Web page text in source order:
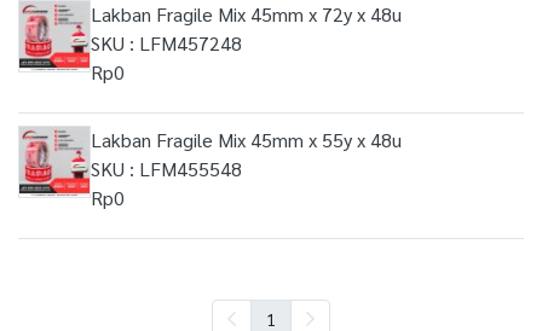
Lakban Fragile Mix 45mm x 72y x 48u
SKU : LFM457248
Rp0
Lakban Fragile Mix 45mm x 55y x 48u
SKU : LFM455548
Rp0
1